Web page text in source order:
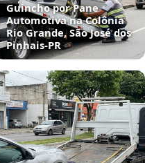
Guincho por Pane
Automotiva na Colônia
Rio Grande, São José dos
Pinhais‑PR